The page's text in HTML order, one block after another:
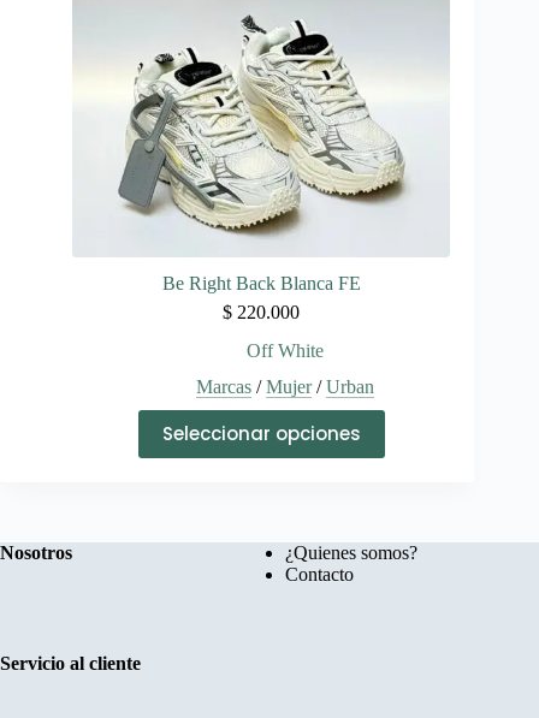
la
página
de
producto
Be Right Back Blanca FE
$ 220.000
Off White
Marcas /Mujer/Urban
Seleccionar opciones
producto
tiene
opciones
se
Nosotros
¿Quienes somos?
Contacto
Servicio al cliente